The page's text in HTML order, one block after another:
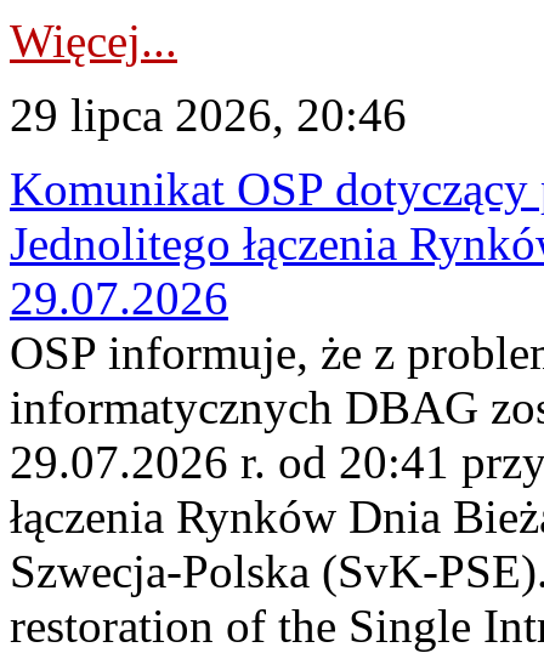
Więcej...
29 lipca 2026, 20:46
Komunikat OSP
Jednolitego łączenia
29.07.2026
OSP informuje, że z
informatycznych DBAG
29.07.2026 r. od 20:41
łączenia Rynków Dnia
Szwecja-Polska (SvK-
restoration of the Single